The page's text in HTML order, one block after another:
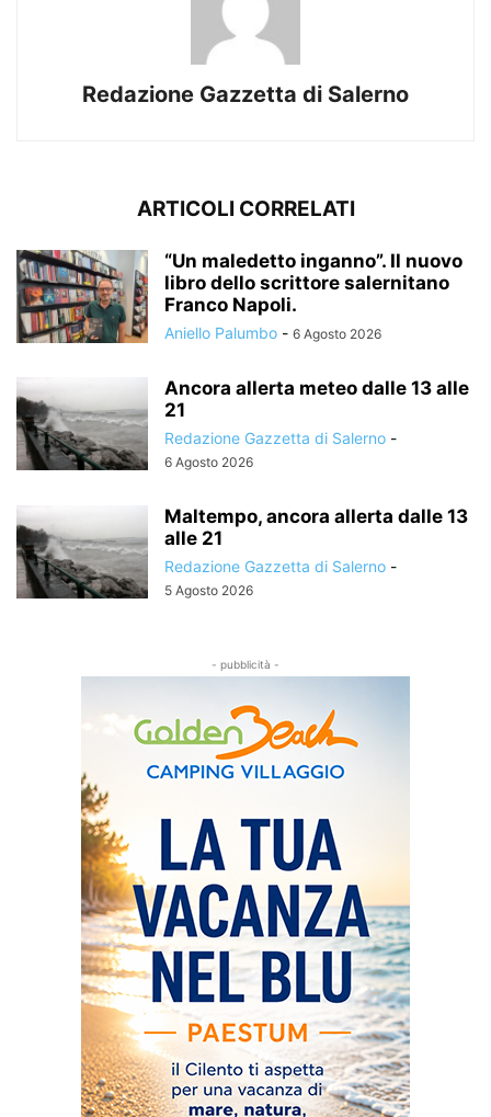
Redazione Gazzetta di Salerno
ARTICOLI CORRELATI
“Un maledetto inganno”. Il nuovo
libro dello scrittore salernitano
Franco Napoli.
Aniello Palumbo - 6 Agosto 2026
Ancora allerta meteo dalle 13 alle
21
Redazione Gazzetta di Salerno -
6 Agosto 2026
Maltempo, ancora allerta dalle 13
alle 21
Redazione Gazzetta di Salerno -
5 Agosto 2026
- pubblicità -